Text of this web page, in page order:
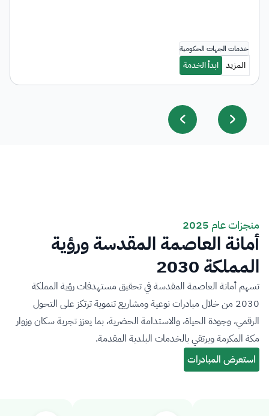
منجزات عام 2025
أمانة العاصمة المقدسة ورؤية
المملكة 2030
تسهم أمانة العاصمة المقدسة في تحقيق مستهدفات رؤية المملكة
2030 من خلال مبادرات نوعية ومشاريع تنموية ترتكز على التحول
الرقمي، وجودة الحياة، والاستدامة الحضرية، بما يعزز تجربة سكان وزوار
مكة المكرمة ويرتقي بالخدمات البلدية المقدمة.